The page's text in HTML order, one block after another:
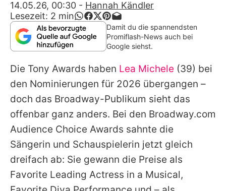
Familie & Liebe
Promiflash Exklusiv
Alle Themen auf Promiflash
Jobs
App runterladen
Team
Redaktionelle Richtlinien
Impressum
14.05.26, 00:30 - Hannah Kändler
Lesezeit: 2 min
Damit du die spannendsten
Promiflash-News auch bei
Google siehst.
Die Tony Awards haben Lea Michele (39) bei
den Nominierungen für 2026 übergangen –
doch das Broadway-Publikum sieht das
offenbar ganz anders. Bei den Broadway.com
Audience Choice Awards sahnte die
Sängerin und Schauspielerin jetzt gleich
dreifach ab: Sie gewann die Preise als
Favorite Leading Actress in a Musical,